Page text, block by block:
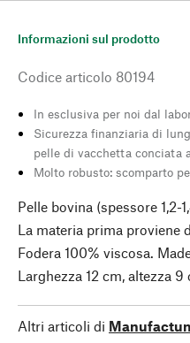
Informazioni sul prodotto
Codice articolo 80194
In esclusiva per noi dal
Sicurezza finanziaria di
pelle di vacchetta conciata
Molto robusto: scomparto
Pelle bovina (spessore 1,2-
La materia prima proviene
Fodera 100% viscosa.
Larghezza 12 cm, altezza 9
Altri articoli di